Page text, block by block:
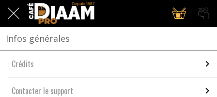
Infos générales
Crédits
Contacter le support